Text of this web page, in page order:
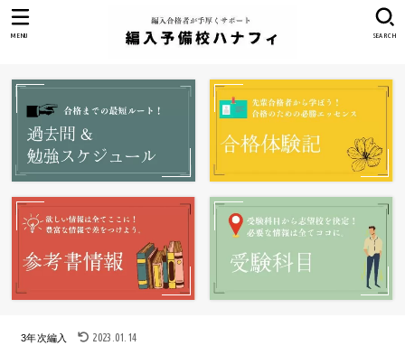
SEARCH
MENU
3年次編入 2023.01.14